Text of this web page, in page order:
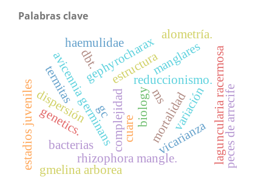
Palabras clave
complejidad
estructura
variación
reduccionismo.
avicennia germinans cuare l
a
g
u
n
c
u
l
a
r
i
a
r
a
c
e
r
m
o
s
a
manglares
mortalidad
rhizophora mangle.
gephyrocharax
vicarianza
dispersión peces de arrecife
estadios juveniles
haemulidae
biology
genetics.
gmelina arborea
termitas
bacterias
alometría.
gc
ms
dbt.